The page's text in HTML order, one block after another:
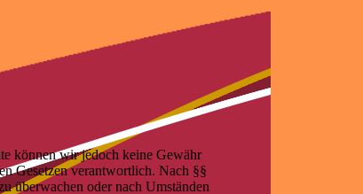
können wir jedoch keine Gewähr
Gesetzen verantwortlich. Nach §§
überwachen oder nach Umständen